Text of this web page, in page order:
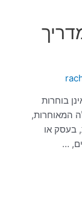
בוחרות
המאוחרות,
בעסק או
…